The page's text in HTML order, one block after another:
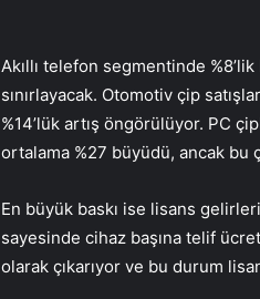
Akıllı telefon segmentinde
sınırlayacak. Otomotiv çip
%14’lük artış öngörülüyor. PC
ortalama %27 büyüdü, ancak bu
En büyük baskı ise lisans
sayesinde cihaz başına telif
olarak çıkarıyor ve bu durum